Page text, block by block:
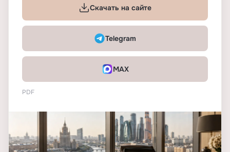
Скачать на сайте
Telegram
MAX
PDF